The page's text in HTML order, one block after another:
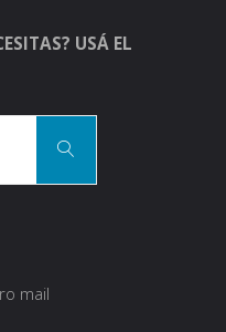
USÁ EL
Buscar
mail